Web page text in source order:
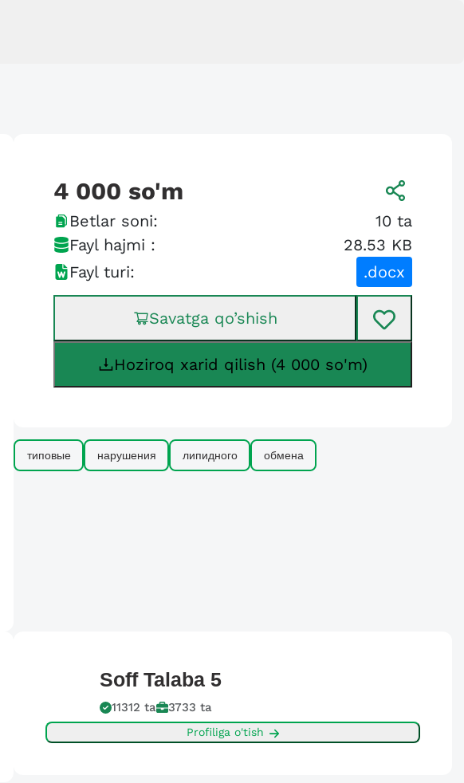
4 000 so'm
Betlar soni: 10 ta
Fayl hajmi :
28.53 KB
Fayl turi:
.docx
Savatga qo’shish
Hoziroq xarid qilish (4 000 so'm)
типовые нарушения липидного обмена
Soff Talaba 5
11312 ta 3733 ta
Profiliga o'tish